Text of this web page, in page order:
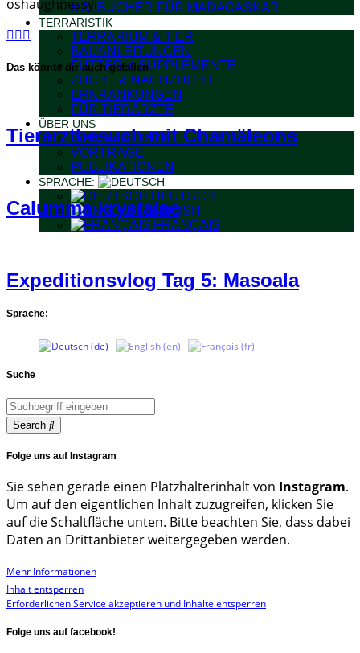
MALBÜCHER FÜR MADAGASKAR
TERRARISTIK
TERRARIUM & TIER
BAUANLEITUNGEN
FUTTER & SUPPLEMENTE
ZUCHT & NACHZUCHT
ERKRANKUNGEN
FÜR TIERÄRZTE
ÜBER UNS
WER WIR SIND
VORTRÄGE
PUBLIKATIONEN
SPRACHE:
DEUTSCH
ENGLISH
FRANÇAIS
oshaughnessyi
Das könnte dir auch gefallen
Tierarztbesuch mit Chamäleons
Calumma krystalae
Expeditionsvlog Tag 5: Masoala
Sprache:
Suche
Search
Folge uns auf Instagram
Sie sehen gerade einen Platzhalterinhalt von Instagram.
Um auf den eigentlichen Inhalt zuzugreifen, klicken Sie
auf die Schaltfläche unten. Bitte beachten Sie, dass dabei
Daten an Drittanbieter weitergegeben werden.
Mehr Informationen
Inhalt entsperren
Erforderlichen Service akzeptieren und Inhalte entsperren
Folge uns auf facebook!